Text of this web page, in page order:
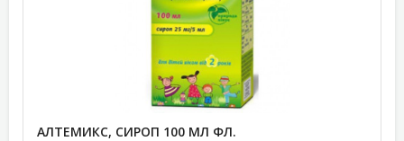
АЛТЕМИКС, СИРОП 100 МЛ ФЛ.